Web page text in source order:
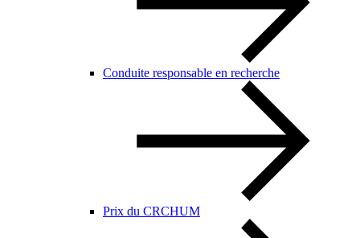
Conduite responsable en recherche
Prix du CRCHUM